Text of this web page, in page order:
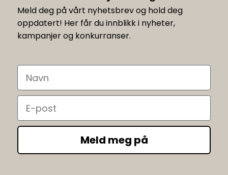
Meld deg på vårt nyhetsbrev og hold deg
oppdatert! Her får du innblikk i nyheter,
kampanjer og konkurranser.
Navn
Email
Meld meg på